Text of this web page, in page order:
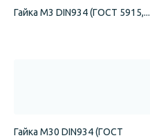
Гайка М3 DIN934 (ГОСТ 5915,...
Гайка М30 DIN934 (ГОСТ